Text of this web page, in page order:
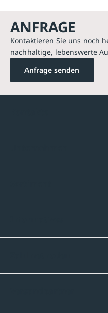
ANFRAGE
Kontaktieren Sie uns noch
nachhaltige, lebenswerte
Anfrage senden